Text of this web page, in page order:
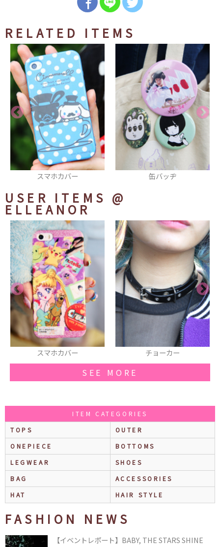
RELATED ITEMS
缶バッヂ ピアス
USER ITEMS @
ELLEANOR
チョーカー スウェット
SEE MORE
ITEM CATEGORIES
TOPS
OUTER
ONEPIECE
BOTTOMS
LEGWEAR
SHOES
BAG
ACCESSORIES
HAT
HAIR STYLE
FASHION NEWS
【イベントレポート】BABY, THE STARS SHINE